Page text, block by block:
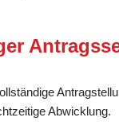
Abwicklung.